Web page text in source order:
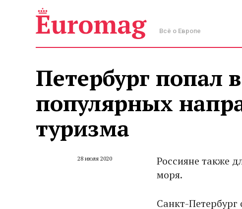
Всё о Европе
Петербург попал
популярных
туризма
28 июля 2020
Россияне также
моря.
Санкт-